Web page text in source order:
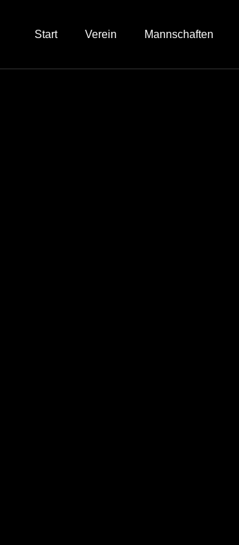
Start Verein Mannschaften